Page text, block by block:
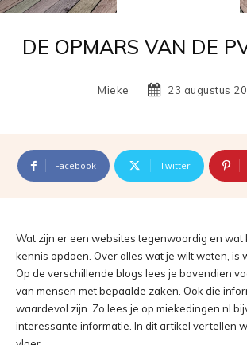
DE OPMARS VAN DE
Mieke 23 augustus
Facebook Twitter
Wat zijn er een websites tegenwoordig en wat
kennis opdoen. Over alles wat je wilt weten, is
Op de verschillende blogs lees je bovendien
van mensen met bepaalde zaken. Ook die
waardevol zijn. Zo lees je op miekedingen.nl
interessante informatie. In dit artikel vertellen